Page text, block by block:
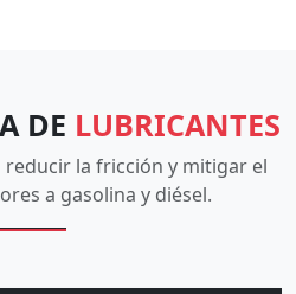
DE LUBRICANTES
reducir la fricción y mitigar el
a gasolina y diésel.